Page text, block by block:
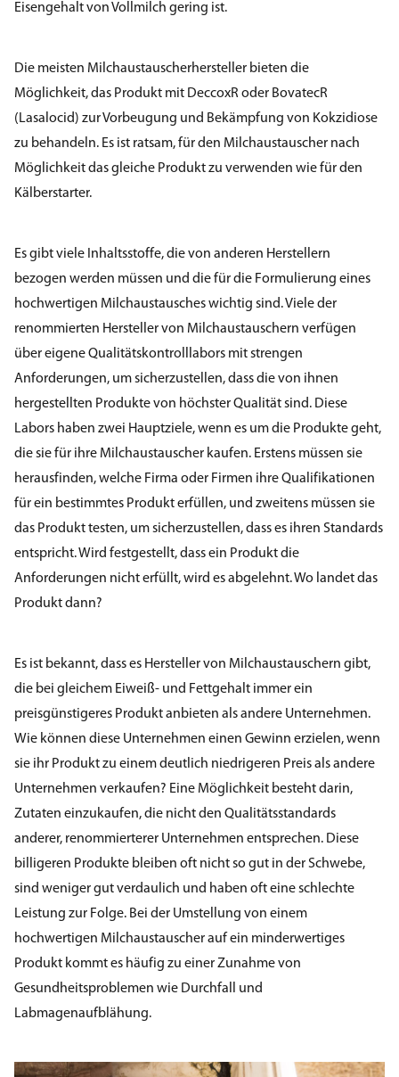
Eisengehalt von Vollmilch gering ist.
Die meisten Milchaustauscherhersteller bieten die
Möglichkeit, das Produkt mit DeccoxR oder BovatecR
(Lasalocid) zur Vorbeugung und Bekämpfung von Kokzidiose
zu behandeln. Es ist ratsam, für den Milchaustauscher nach
Möglichkeit das gleiche Produkt zu verwenden wie für den
Kälberstarter.
Es gibt viele Inhaltsstoffe, die von anderen Herstellern
bezogen werden müssen und die für die Formulierung eines
hochwertigen Milchaustausches wichtig sind. Viele der
renommierten Hersteller von Milchaustauschern verfügen
über eigene Qualitätskontrolllabors mit strengen
Anforderungen, um sicherzustellen, dass die von ihnen
hergestellten Produkte von höchster Qualität sind. Diese
Labors haben zwei Hauptziele, wenn es um die Produkte geht,
die sie für ihre Milchaustauscher kaufen. Erstens müssen sie
herausfinden, welche Firma oder Firmen ihre Qualifikationen
für ein bestimmtes Produkt erfüllen, und zweitens müssen sie
das Produkt testen, um sicherzustellen, dass es ihren Standards
entspricht. Wird festgestellt, dass ein Produkt die
Anforderungen nicht erfüllt, wird es abgelehnt. Wo landet das
Produkt dann?
Es ist bekannt, dass es Hersteller von Milchaustauschern gibt,
die bei gleichem Eiweiß- und Fettgehalt immer ein
preisgünstigeres Produkt anbieten als andere Unternehmen.
Wie können diese Unternehmen einen Gewinn erzielen, wenn
sie ihr Produkt zu einem deutlich niedrigeren Preis als andere
Unternehmen verkaufen? Eine Möglichkeit besteht darin,
Zutaten einzukaufen, die nicht den Qualitätsstandards
anderer, renommierterer Unternehmen entsprechen. Diese
billigeren Produkte bleiben oft nicht so gut in der Schwebe,
sind weniger gut verdaulich und haben oft eine schlechte
Leistung zur Folge. Bei der Umstellung von einem
hochwertigen Milchaustauscher auf ein minderwertiges
Produkt kommt es häufig zu einer Zunahme von
Gesundheitsproblemen wie Durchfall und
Labmagenaufblähung.